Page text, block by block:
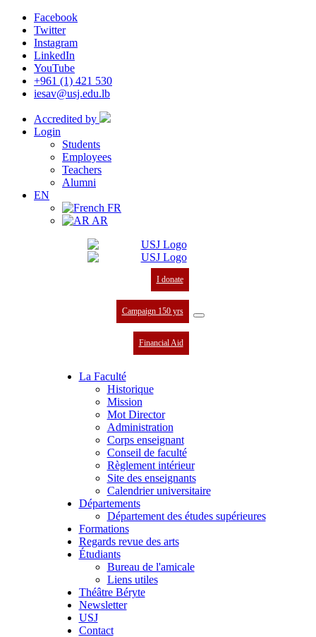
Facebook
Twitter
Instagram
LinkedIn
YouTube
+961 (1) 421 530
iesav@usj.edu.lb
Accredited by
Login
Students
Employees
Teachers
Alumni
EN
FR
AR
I donate
Campaign 150 yrs
Financial Aid
La Faculté
Historique
Mission
Mot Director
Administration
Corps enseignant
Conseil de faculté
Règlement intérieur
Site des enseignants
Calendrier universitaire
Départements
Département des études supérieures
Formations
Regards revue des arts
Étudiants
Bureau de l'amicale
Liens utiles
Théâtre Béryte
Newsletter
USJ
Contact